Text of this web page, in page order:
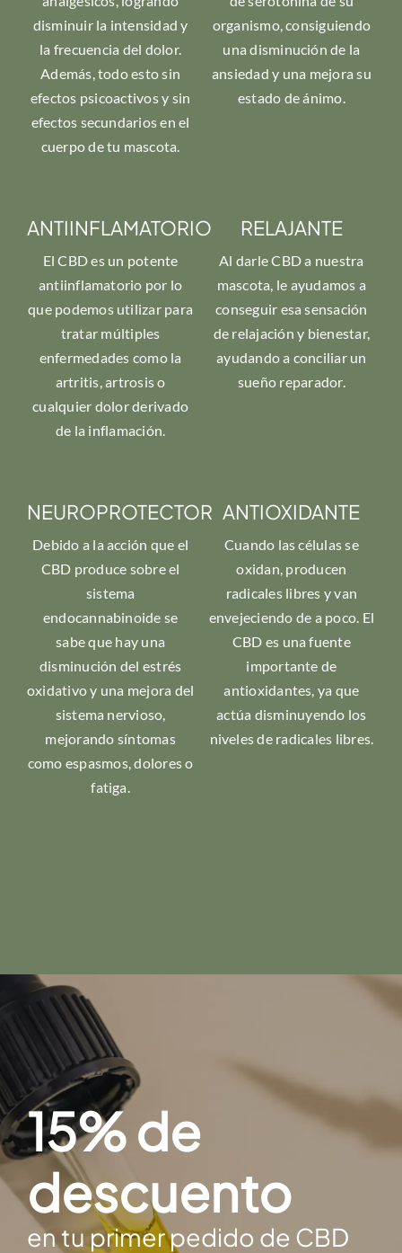
disminuir la intensidad y
la frecuencia del dolor.
Además, todo esto sin
efectos psicoactivos y sin
efectos secundarios en el
cuerpo de tu mascota.
organismo, consiguiendo
una disminución de la
ansiedad y una mejora su
estado de ánimo.
ANTIINFLAMATORIO
El CBD es un potente
antiinflamatorio por lo
que podemos utilizar para
tratar múltiples
enfermedades como la
artritis, artrosis o
cualquier dolor derivado
de la inflamación.
RELAJANTE
Al darle CBD a nuestra
mascota, le ayudamos a
conseguir esa sensación
de relajación y bienestar,
ayudando a conciliar un
sueño reparador.
NEUROPROTECTOR
Debido a la acción que el
CBD produce sobre el
sistema
endocannabinoide se
sabe que hay una
disminución del estrés
oxidativo y una mejora del
sistema nervioso,
mejorando síntomas
como espasmos, dolores o
fatiga.
ANTIOXIDANTE
Cuando las células se
oxidan, producen
radicales libres y van
envejeciendo de a poco. El
CBD es una fuente
importante de
antioxidantes, ya que
actúa disminuyendo los
niveles de radicales libres.
15% de
descuento
en tu primer pedido de CBD